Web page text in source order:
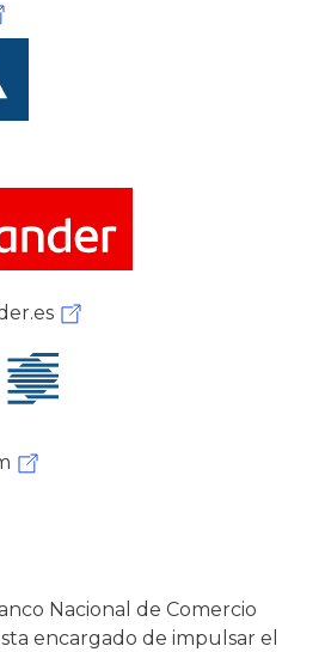
Nacional de Comercio
encargado de impulsar el